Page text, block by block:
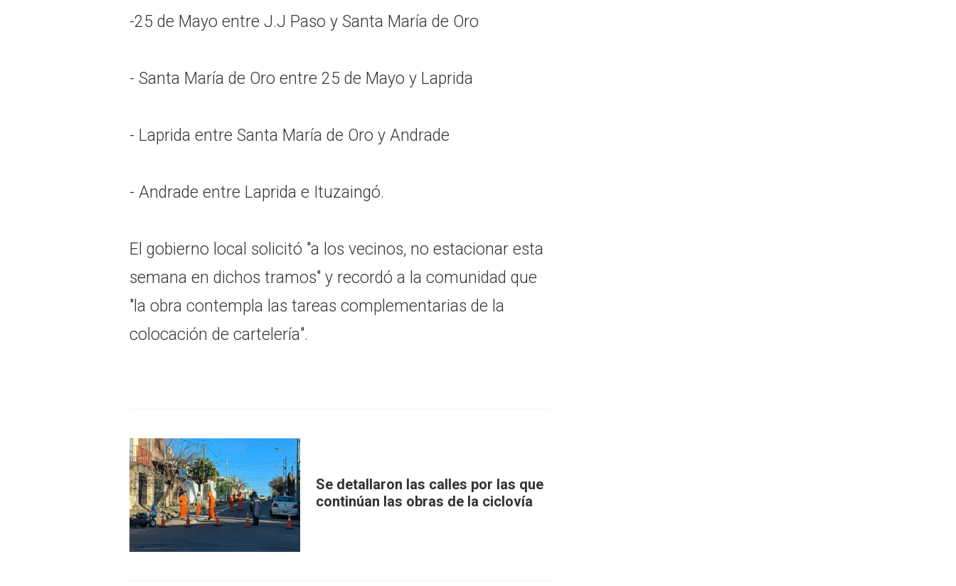
-25 de Mayo entre J.J Paso y Santa María de Oro
- Santa María de Oro entre 25 de Mayo y Laprida
- Laprida entre Santa María de Oro y Andrade
- Andrade entre Laprida e Ituzaingó.
El gobierno local solicitó "a los vecinos, no estacionar esta
semana en dichos tramos" y recordó a la comunidad que
"la obra contempla las tareas complementarias de la
colocación de cartelería".
Se detallaron las calles por las que
continúan las obras de la ciclovía